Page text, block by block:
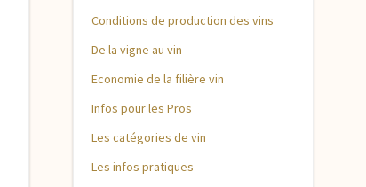
Conditions de production des vins
De la vigne au vin
Economie de la filière vin
Infos pour les Pros
Les catégories de vin
Les infos pratiques